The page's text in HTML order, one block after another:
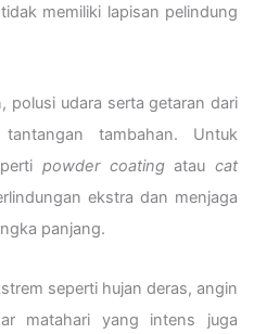
memiliki lapisan pelindung
polusi udara serta getaran dari
tambahan. Untuk
powder coatingataucat
ekstra dan menjaga
panjang.
seperti hujan deras, angin
matahari yang intens juga